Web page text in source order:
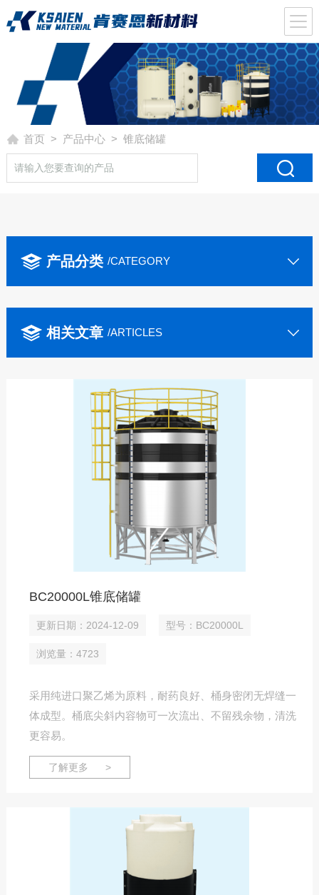
首页 > 产品中心> 锥底储罐
产品分类 /CATEGORY
相关文章 /ARTICLES
BC20000L锥底储罐
更新日期：2024-12-09 型号：BC20000L
浏览量：4723
采用纯进口聚乙烯为原料，耐药良好、桶身密闭无焊缝一
体成型。桶底尖斜内容物可一次流出、不留残余物，清洗
更容易。
了解更多 >